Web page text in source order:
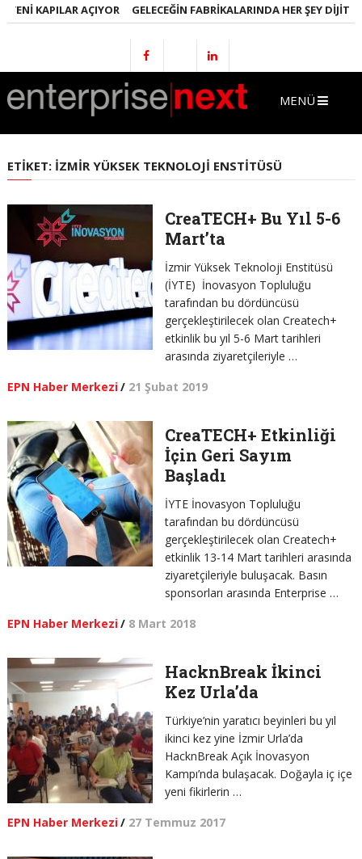
KAPILAR AÇIYOR GELECEĞIN FABRIKALARINDA HER ŞEY DIJITAL
MENÜ
ETIKET: İZMIR YÜKSEK TEKNOLOJI ENSTITÜSÜ
CreaTECH+ Bu Yıl 5-6
Mart’ta
İzmir Yüksek Teknoloji Enstitüsü
(İYTE) İnovasyon Topluluğu
tarafından bu dördüncüsü
gerçekleştirilecek olan Createch+
etkinlik bu yıl 5-6 Mart tarihleri
arasında ziyaretçileriyle …
EPN Haber Merkezi/ 21 Şubat 2019
CreaTECH+ Etkinliği
İçin Geri Sayım
Başladı
İYTE İnovasyon Topluluğu
tarafından bu dördüncüsü
gerçekleştirilecek olan Createch+
etkinlik 13-14 Mart tarihleri arasında
ziyaretçileriyle buluşacak. Basın
sponsorları arasında Enterprise …
EPN Haber Merkezi/ 8 Mart 2018
HacknBreak İkinci
Kez Urla’da
Türkiye’nin yaratıcı beyinleri bu yıl
ikinci kez yine İzmir Urla’da
HacknBreak Açık İnovasyon
Kampı’nda bulaşacak. Doğayla iç içe
yeni fikirlerin …
EPN Haber Merkezi/ 27 Temmuz 2017